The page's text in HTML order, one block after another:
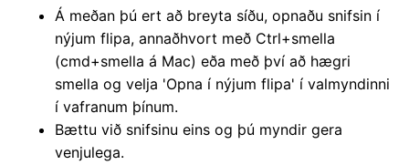
Á meðan þú ert að breyta síðu, opnaðu snifsin í
nýjum flipa, annaðhvort með Ctrl+smella
(cmd+smella á Mac) eða með því að hægri
smella og velja 'Opna í nýjum flipa' í valmyndinni
í vafranum þínum.
Bættu við snifsinu eins og þú myndir gera
venjulega.